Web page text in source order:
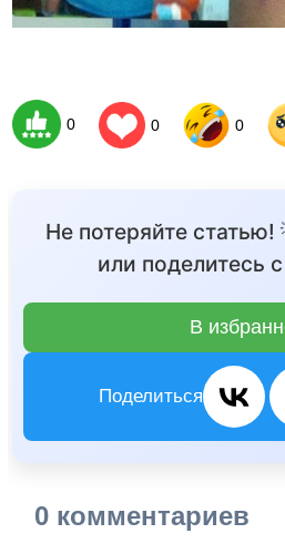
0 0 0
Не потеряйте статью!
или поделитесь
В
Поделиться
0 комментариев